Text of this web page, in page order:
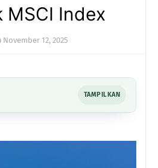
MSCI Index
November 12, 2025
TAMPILKAN